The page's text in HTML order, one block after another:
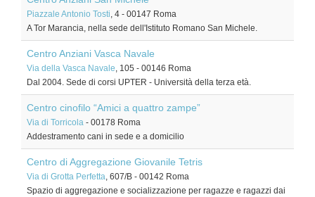
Piazzale Antonio Tosti, 4 - 00147 Roma
A Tor Marancia, nella sede dell'Istituto Romano San Michele.
Centro Anziani Vasca Navale
Via della Vasca Navale, 105 - 00146 Roma
Dal 2004. Sede di corsi UPTER - Università della terza età.
Centro cinofilo “Amici a quattro zampe”
Via di Torricola - 00178 Roma
Addestramento cani in sede e a domicilio
Centro di Aggregazione Giovanile Tetris
Via di Grotta Perfetta, 607/B - 00142 Roma
Spazio di aggregazione e socializzazione per ragazze e ragazzi dai